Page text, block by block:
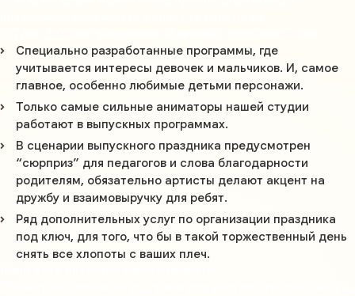
Специально разработанные программы, где
учитывается интересы девочек и мальчиков. И, самое
главное, особенно любимые детьми персонажи.
Только самые сильные аниматоры нашей студии
работают в выпускных программах.
В сценарии выпускного праздника предусмотрен
“сюрприз” для педагогов и слова благодарности
родителям, обязательно артисты делают акцент на
дружбу и взаимовыручку для ребят.
Ряд дополнительных услуг по организации праздника
под ключ, для того, что бы в такой торжественный день
снять все хлопоты с ваших плеч.